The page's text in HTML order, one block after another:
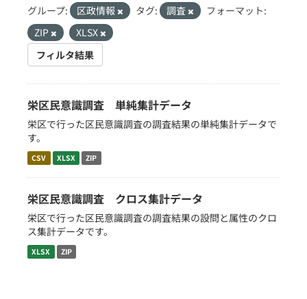
グループ: 区政情報 タグ: 調査
フォーマット:
ZIP
XLSX
フィルタ結果
栄区民意識調査 単純集計データ
栄区で行った区民意識調査の調査結果の単純集計データで
す。
CSV XLSX ZIP
栄区民意識調査 クロス集計データ
栄区で行った区民意識調査の調査結果の設問と属性のクロ
ス集計データです。
XLSX ZIP